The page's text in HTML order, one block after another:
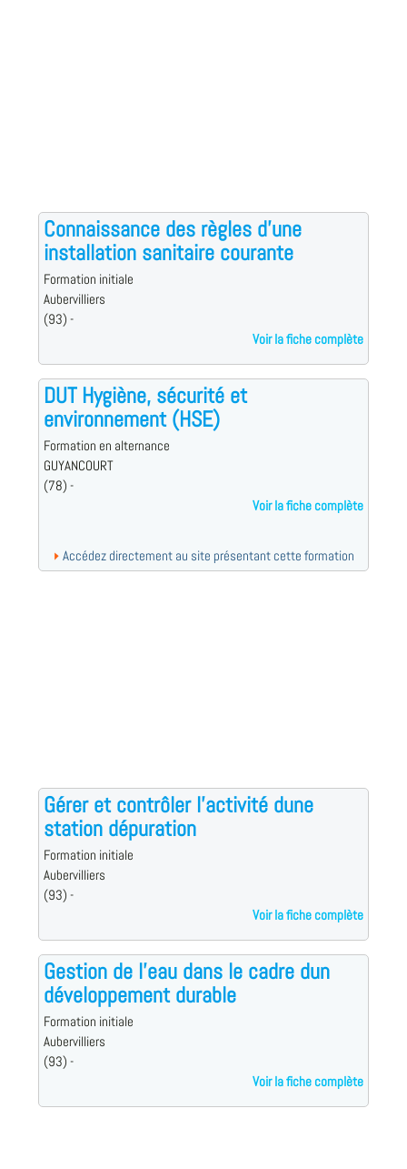
Connaissance des règles d'une
installation sanitaire courante
Formation initiale
Aubervilliers
(93) -
Voir la fiche complète
DUT Hygiène, sécurité et
environnement (HSE)
Formation en alternance
GUYANCOURT
(78) -
Voir la fiche complète
Accédez directement au site présentant cette formation
Gérer et contrôler l'activité dune
station dépuration
Formation initiale
Aubervilliers
(93) -
Voir la fiche complète
Gestion de l'eau dans le cadre dun
développement durable
Formation initiale
Aubervilliers
(93) -
Voir la fiche complète